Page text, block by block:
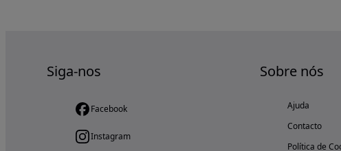
Siga-nos
Facebook
Instagram
Sobre nós
Ajuda
Contacto
Política de